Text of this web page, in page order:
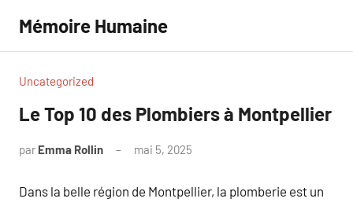
contenu
Mémoire Humaine
Uncategorized
Le Top 10 des Plombiers à Montpellier
par Emma Rollin mai 5, 2025
Dans la belle région de Montpellier, la plomberie est un